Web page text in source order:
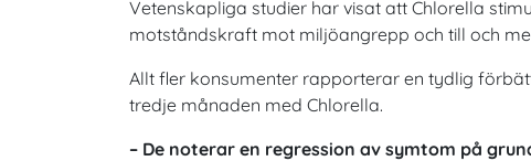
Vetenskapliga studier har visat att Chlorella
motståndskraft mot miljöangrepp och till och
Allt fler konsumenter rapporterar en tydlig
tredje månaden med Chlorella.
– De noterar en regression av symtom på